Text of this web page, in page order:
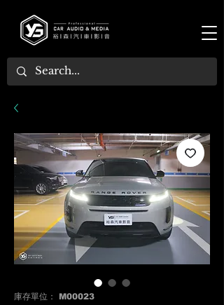
庫存單位： M00023